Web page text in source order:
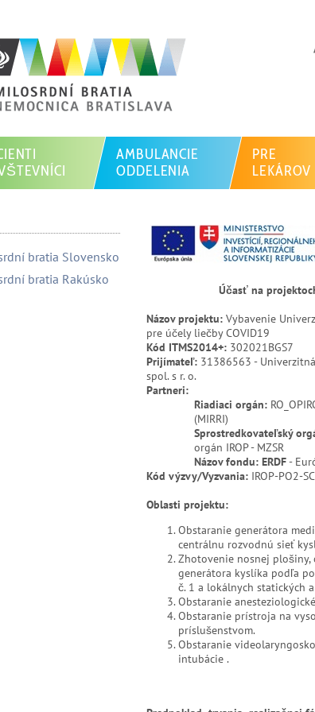
AMBULANCIE
ODDELENIA
PRE
LEKÁROV
bratia Slovensko
bratia Rakúsko
Účasť na
Názov projektu: Vybavenie
pre účely liečby COVID19
Kód ITMS2014+: 302021BGS7
Prijímateľ: 31386563 -
spol. s r. o.
Partneri:
Riadiaci orgán:
(MIRRI)
Sprostredkovateľský
orgán IROP - MZSR
Názov fondu: ERDF-
Kód výzvy/Vyzvania: IROP-PO2-
Oblasti projektu:
Obstaranie generátora
centrálnu rozvodnú sieť
Zhotovenie nosnej
generátora kyslíka podľa
č. 1 a lokálnych statických
Obstaranie
Obstaranie prístroja na
príslušenstvom.
Obstaranie
intubácie .